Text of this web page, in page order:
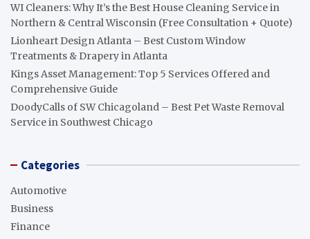
WI Cleaners: Why It’s the Best House Cleaning Service in
Northern & Central Wisconsin (Free Consultation + Quote)
Lionheart Design Atlanta – Best Custom Window
Treatments & Drapery in Atlanta
Kings Asset Management: Top 5 Services Offered and
Comprehensive Guide
DoodyCalls of SW Chicagoland – Best Pet Waste Removal
Service in Southwest Chicago
Categories
Automotive
Business
Finance